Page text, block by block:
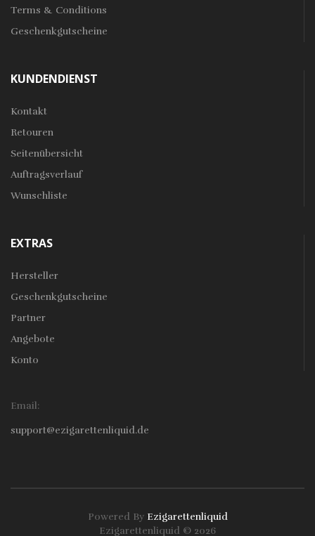
Terms & Conditions
Geschenkgutscheine
KUNDENDIENST
Kontakt
Retouren
Seitenübersicht
Auftragsverlauf
Wunschliste
EXTRAS
Hersteller
Geschenkgutscheine
Partner
Angebote
Konto
Email:
support@ezigarettenliquid.de
Powered By Ezigarettenliquid
Ezigarettenliquid © 2026